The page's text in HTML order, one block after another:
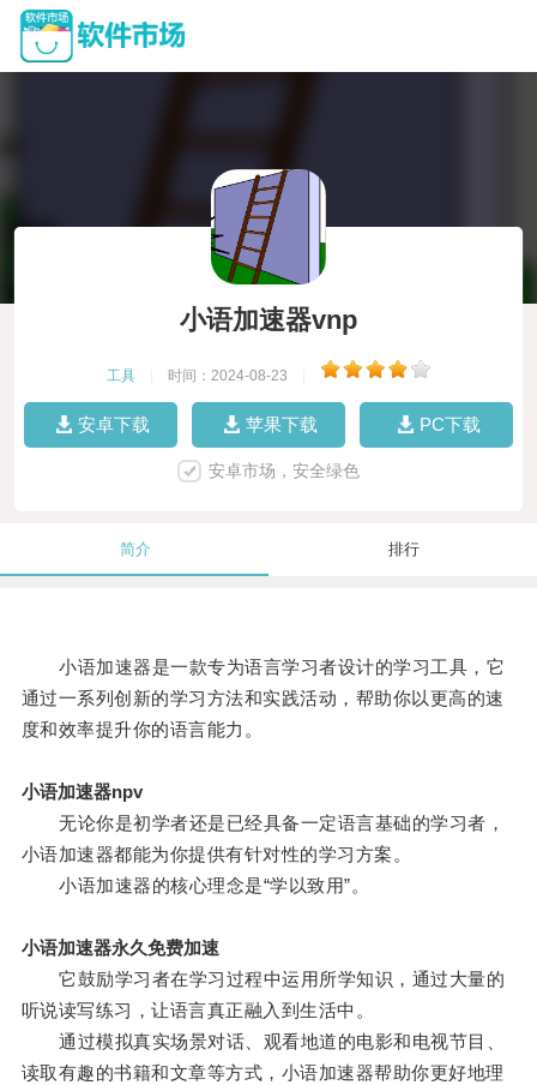
小语加速器vnp
工具 时间：2024-08-23
安卓下载 苹果下载 PC下载
安卓市场，安全绿色
简介 排行
小语加速器是一款专为语言学习者设计的学习工具，它
通过一系列创新的学习方法和实践活动，帮助你以更高的速
度和效率提升你的语言能力。
小语加速器npv
无论你是初学者还是已经具备一定语言基础的学习者，
小语加速器都能为你提供有针对性的学习方案。
小语加速器的核心理念是“学以致用”。
小语加速器永久免费加速
它鼓励学习者在学习过程中运用所学知识，通过大量的
听说读写练习，让语言真正融入到生活中。
通过模拟真实场景对话、观看地道的电影和电视节目、
读取有趣的书籍和文章等方式，小语加速器帮助你更好地理